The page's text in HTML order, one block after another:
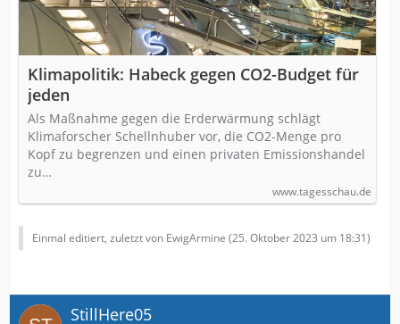
Klimapolitik: Habeck gegen CO2-Budget für
jeden
Als Maßnahme gegen die Erderwärmung schlägt
Klimaforscher Schellnhuber vor, die CO2-Menge pro
Kopf zu begrenzen und einen privaten Emissionshandel
zu…
www.tagesschau.de
Einmal editiert, zuletzt von EwigArmine (25. Oktober 2023 um 18:31)
StillHere05